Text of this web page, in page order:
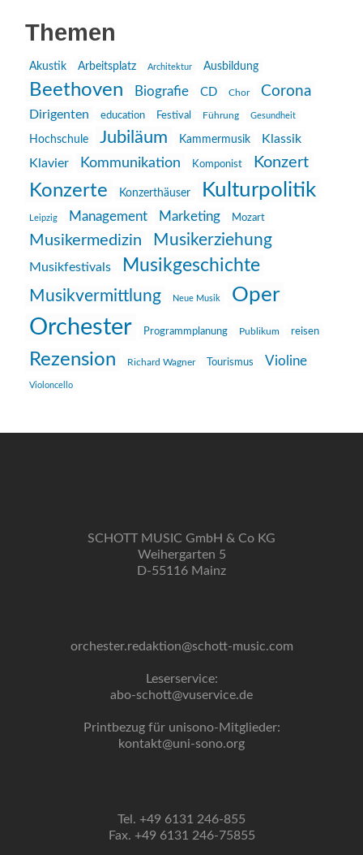
Themen
Akustik Arbeitsplatz Architektur Ausbildung
Beethoven Biografie CD Chor Corona
Dirigenten education Festival Führung Gesundheit
Hochschule Jubiläum Kammermusik
Klassik
Klavier
Kommunikation Komponist Konzert
Konzerte Konzerthäuser Kulturpolitik
Leipzig Management Marketing Mozart
Musikermedizin Musikerziehung
Musikfestivals Musikgeschichte
Musikvermittlung Neue Musik Oper
Orchester Programmplanung Publikum reisen
Rezension Richard Wagner Tourismus Violine
Violoncello
SCHOTT MUSIC GmbH & Co KG
Weihergarten 5
D-55116 Mainz
orchester.redaktion@schott-music.com
Leserservice:
abo-schott@vuservice.de
Printbezug für unisono-Mitglieder:
kontakt@uni-sono.org
Tel. +49 6131 246-855
Fax. +49 6131 246-75855